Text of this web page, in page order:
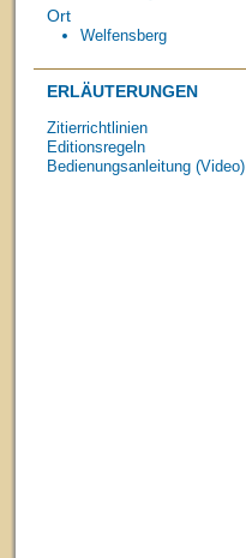
Ort
Welfensberg
ERLÄUTERUNGEN
Zitierrichtlinien
Editionsregeln
Bedienungsanleitung (Video)